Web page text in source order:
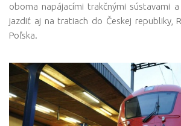
oboma napájacími trakčnými sústavami
jazdiť aj na tratiach do Českej republiky,
Poľska.